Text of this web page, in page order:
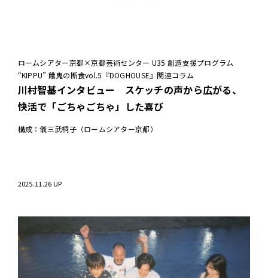
ロームシアター京都×京都芸術センター U35 創造支援プログラム
“KIPPU” 餓鬼の断食vol.5『DOGHOUSE』関連コラム
川村智基インタビュー スケッチの声から広がる、
快活で「ごちゃごちゃ」した喜び
構成：儀三武桐子（ロームシアター京都）
2025.11.26 UP